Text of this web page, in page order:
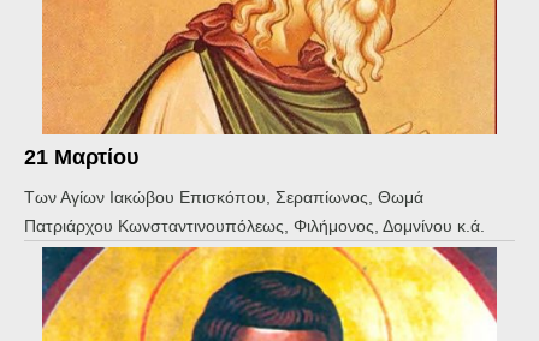
21 Μαρτίου
Των Αγίων Ιακώβου Επισκόπου, Σεραπίωνος, Θωμά
Πατριάρχου Κωνσταντινουπόλεως, Φιλήμονος, Δομνίνου κ.ά.